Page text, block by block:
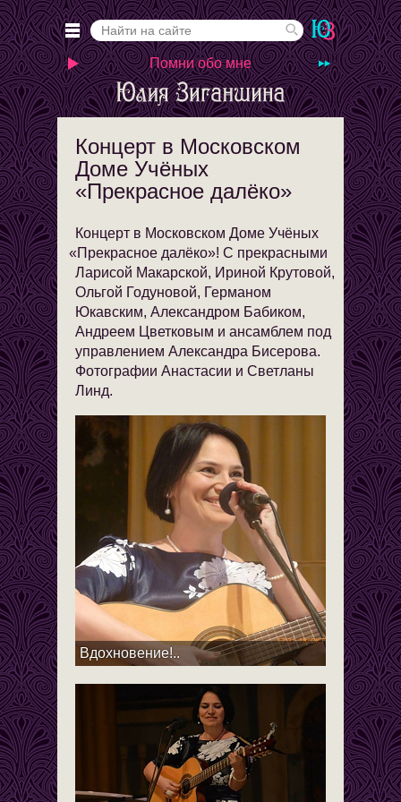
Помни обо мне
Концерт в Московском
Доме Учёных
«Прекрасное далёко»
Концерт в Московском Доме Учёных
«Прекрасное далёко»! С прекрасными
Ларисой Макарской, Ириной Крутовой,
Ольгой Годуновой, Германом
Юкавским, Александром Бабиком,
Андреем Цветковым и ансамблем под
управлением Александра Бисерова.
Фотографии Анастасии и Светланы
Линд.
Вдохновение!..